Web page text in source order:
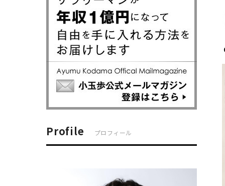
Profile プロフィール